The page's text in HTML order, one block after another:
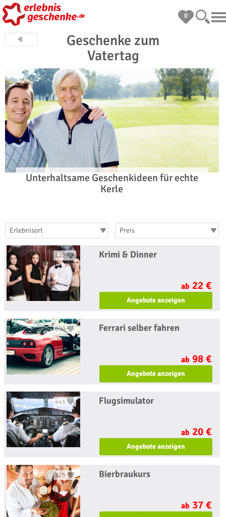
0
Geschenke zum
Vatertag
Unterhaltsame Geschenkideen für echte
Kerle
Erlebnisort Preis
1225 Krimi & Dinner
ab 22 €
Angebote anzeigen
690 Ferrari selber fahren
ab 98 €
Angebote anzeigen
441 Flugsimulator
ab 20 €
Angebote anzeigen
325 Bierbraukurs
ab 37 €